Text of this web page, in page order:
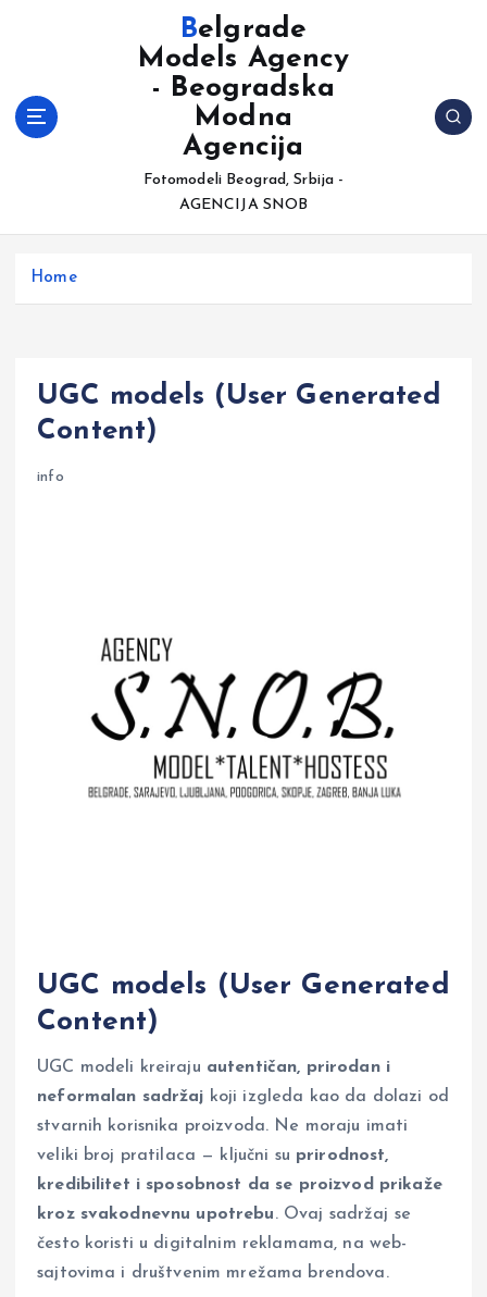
t
Belgrade
Models Agency
- Beogradska
Modna
Agencija
Fotomodeli Beograd, Srbija -
AGENCIJA SNOB
Home
UGC models (User Generated
Content)
info
UGC models (User Generated
Content)
UGC modeli kreiraju autentičan, prirodan i
neformalan sadržaj koji izgleda kao da dolazi od
stvarnih korisnika proizvoda. Ne moraju imati
veliki broj pratilaca — ključni su prirodnost,
kredibilitet i sposobnost da se proizvod prikaže
kroz svakodnevnu upotrebu. Ovaj sadržaj se
često koristi u digitalnim reklamama, na web-
sajtovima i društvenim mrežama brendova.